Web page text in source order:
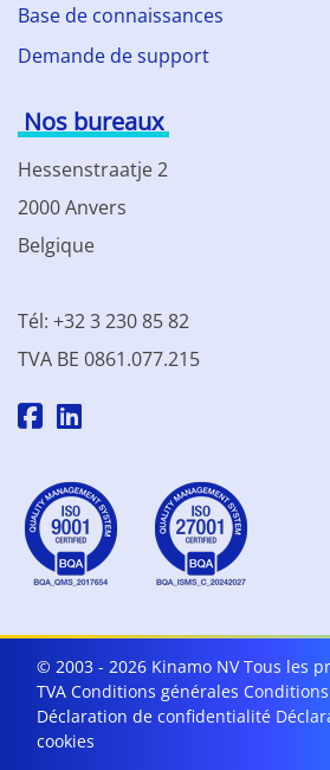
Base de connaissances
Demande de support
Nos bureaux
Hessenstraatje 2
2000 Anvers
Belgique
Tél: +32 3 230 85 82
TVA BE 0861.077.215
© 2003 - 2026 Kinamo NVTous les
TVA Conditions générales
Déclaration de confidentialité
cookies